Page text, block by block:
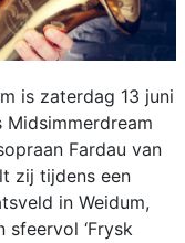
is zaterdag 13 juni
Fardau van
zij tijdens een
in Weidum,
‘Frysk